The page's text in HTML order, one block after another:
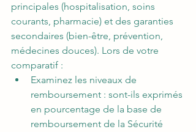
principales (hospitalisation, soins
courants, pharmacie) et des garanties
secondaires (bien-être, prévention,
médecines douces). Lors de votre
comparatif :
Examinez les niveaux de
remboursement : sont-ils exprimés
en pourcentage de la base de
remboursement de la Sécurité